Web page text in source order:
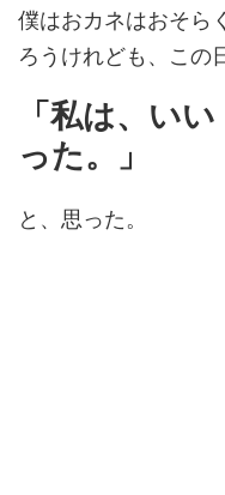
僕はおカネはおそら
ろうけれども、この
「私は、い
った。」
と、思った。